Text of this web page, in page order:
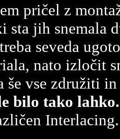
pričel z
sta jih snemala
seveda
nato izločit
še vse združiti
bilo tako lahko.